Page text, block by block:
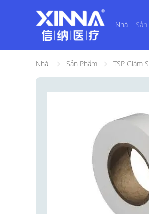
Nhà
Nhà Sản Phẩm TSP Giám